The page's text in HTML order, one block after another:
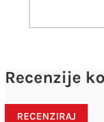
Recenzije
RECENZIRAJ